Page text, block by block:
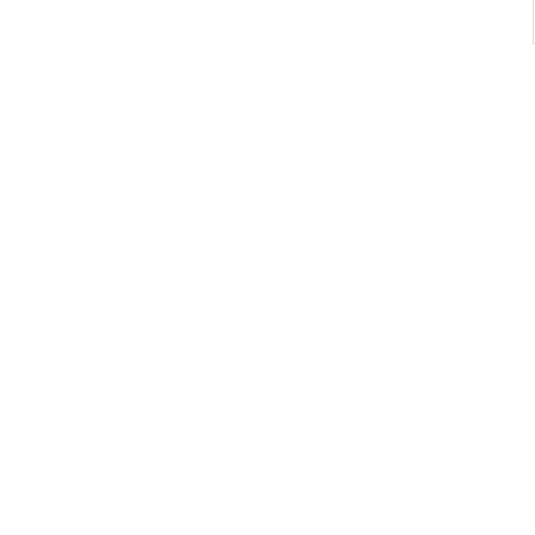
岛上偶遇一位海女奶奶，奶奶
绩，最终实现了成为总部老板的逆转。 她的成功秘诀也引发了关注。当西长勋问道：“作为连锁